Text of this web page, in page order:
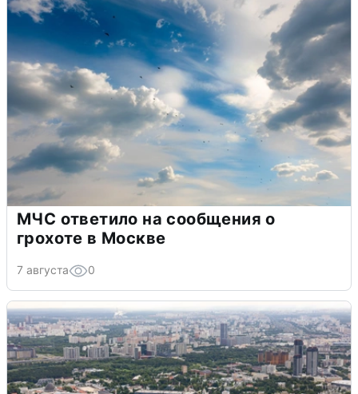
МЧС ответило на сообщения о
грохоте в Москве
7 августа 0